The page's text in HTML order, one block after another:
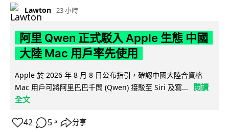
Lawton 23 小時
阿里 Qwen 正式駁入 Apple 生態 中國
大陸 Mac 用戶率先使用
Apple 於 2026 年 8 月 8 日公布指引，確認中國大陸合資格
Mac 用戶可將阿里巴巴千問 (Qwen) 接駁至 Siri 及寫...
閱讀
全文
42 5 ↗ 分享